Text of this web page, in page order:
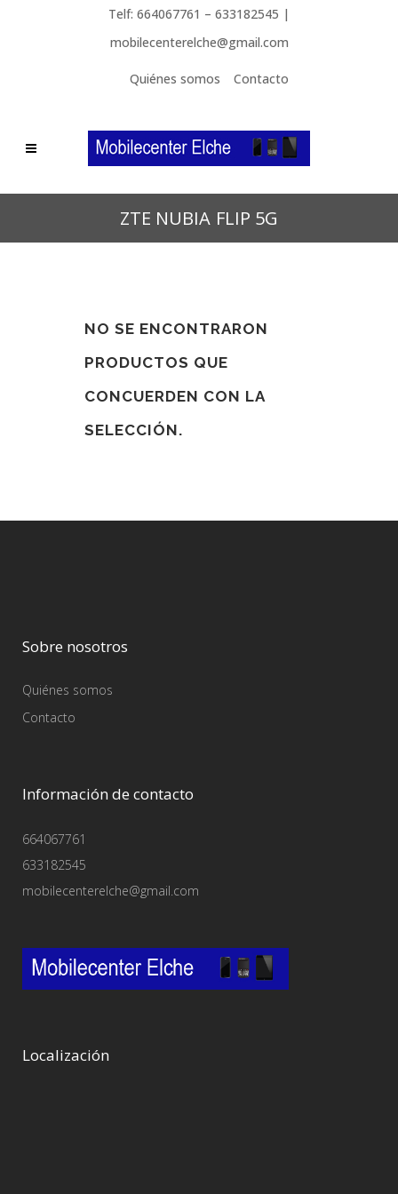
Telf: 664067761 – 633182545 |
mobilecenterelche@gmail.com
Quiénes somos Contacto
ZTE NUBIA FLIP 5G
NO SE ENCONTRARON
PRODUCTOS QUE
CONCUERDEN CON LA
SELECCIÓN.
Sobre nosotros
Quiénes somos
Contacto
Información de contacto
664067761
633182545
mobilecenterelche@gmail.com
Localización